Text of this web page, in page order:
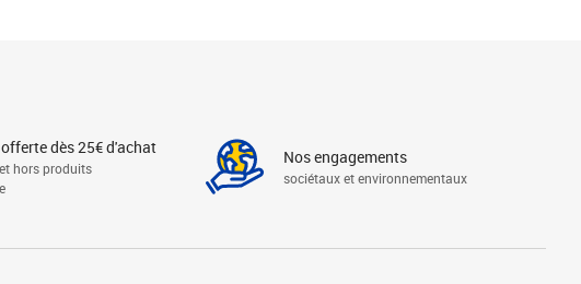
dès 25€ d'achat
hors produits
Nos engagements
sociétaux et environnementaux